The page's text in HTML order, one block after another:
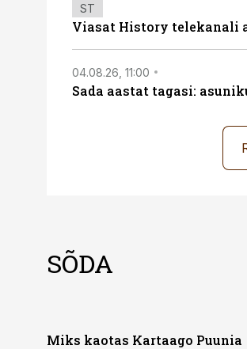
ST
Viasat History telekanali
04.08.26, 11:00
Sada aastat tagasi:
SÕDA
Miks kaotas Kartaago Puunia